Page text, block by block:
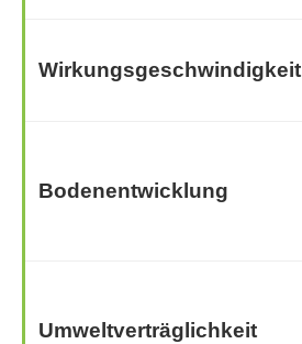
Wirkungsgeschwindigkeit
Bodenentwicklung
Umweltverträglichkeit